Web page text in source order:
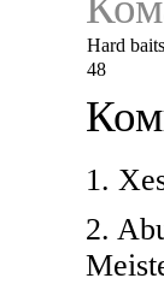
Hard baits
48
1.
2.